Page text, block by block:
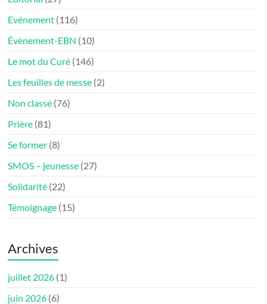
Evénement (116)
Évènement-EBN (10)
Le mot du Curé (146)
Les feuilles de messe (2)
Non classé (76)
Prière (81)
Se former (8)
SMOS – jeunesse (27)
Solidarité (22)
Témoignage (15)
Archives
juillet 2026 (1)
juin 2026 (6)